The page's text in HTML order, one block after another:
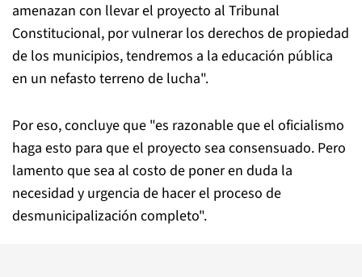
amenazan con llevar el proyecto al Tribunal
Constitucional, por vulnerar los derechos de propiedad
de los municipios, tendremos a la educación pública
en un nefasto terreno de lucha".
Por eso, concluye que "es razonable que el oficialismo
haga esto para que el proyecto sea consensuado. Pero
lamento que sea al costo de poner en duda la
necesidad y urgencia de hacer el proceso de
desmunicipalización completo".